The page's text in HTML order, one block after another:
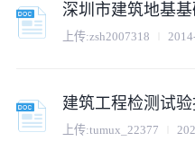
深圳市建筑地基
上传:zsh2007318
建筑工程检测试
上传:tumux_22377